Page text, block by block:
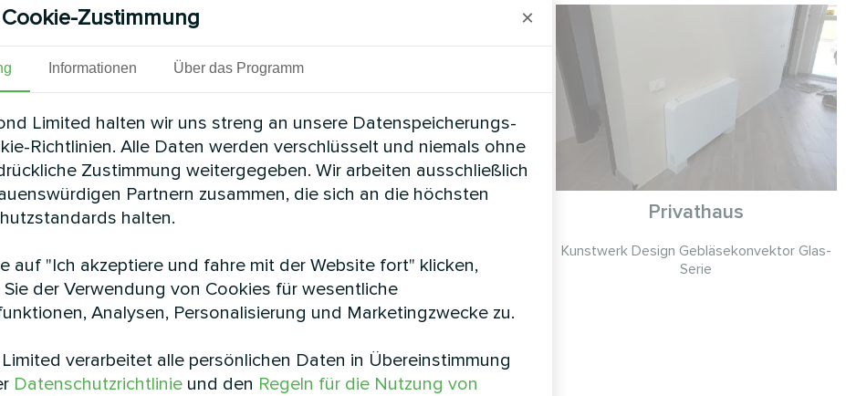
mit Mycond
MHW-Serie
MyCond Wandmontierte
der MHW-Serie sorgen
betrieben von Mycond Modular
Heat Pump
Zuverlässige und skalierbare Klimalösung für
einer Mycond Modular-Wärmepumpe.
Privathaus
Kunstwerk Design Gebläsekonvektor Glas-
Serie
Cookie-Zustimmung ×
Informationen Über das Programm
Limited halten wir uns streng an unsere Datenspeicherungs-
Richtlinien. Alle Daten werden verschlüsselt und niemals ohne
Zustimmung weitergegeben. Wir arbeiten ausschließlich
Partnern zusammen, die sich an die höchsten
halten.
auf "Ich akzeptiere und fahre mit der Website fort" klicken,
Sie der Verwendung von Cookies für wesentliche
Analysen, Personalisierung und Marketingzwecke zu.
verarbeitet alle persönlichen Daten in Übereinstimmung
Datenschutzrichtlinie und den Regeln für die Nutzung von